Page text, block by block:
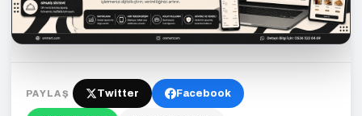
PAYLAŞ Twitter Facebook